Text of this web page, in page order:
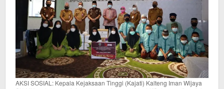
AKSI SOSIAL: Kepala Kejaksaan Tinggi (Kajati) Kalteng Iman Wijaya